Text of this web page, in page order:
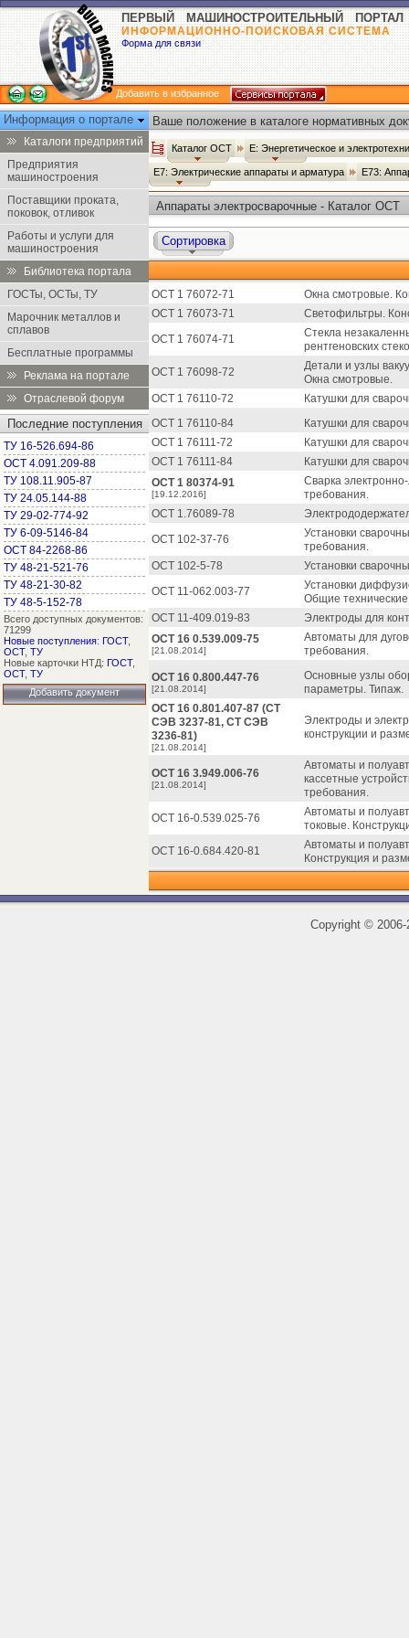
ПЕРВЫЙ МАШИНОСТРОИТЕЛЬНЫЙ ПОРТАЛ
ИНФОРМАЦИОННО-ПОИСКОВАЯ СИСТЕМА
Форма для связи
Добавить в избранное
Информация о портале
Каталоги предприятий
Предприятия
машиностроения
Поставщики проката,
поковок, отливок
Работы и услуги для
машиностроения
Библиотека портала
ГОСТы, ОСТы, ТУ
Марочник металлов и
сплавов
Бесплатные программы
Реклама на портале
Отраслевой форум
Последние поступления
ТУ 16-526.694-86
ОСТ 4.091.209-88
ТУ 108.11.905-87
ТУ 24.05.144-88
ТУ 29-02-774-92
ТУ 6-09-5146-84
ОСТ 84-2268-86
ТУ 48-21-521-76
ТУ 48-21-30-82
ТУ 48-5-152-78
Всего доступных документов:
71299
Новые поступления: ГОСТ,
ОСТ, ТУ
Новые карточки НТД: ГОСТ,
ОСТ, ТУ
Добавить документ
Ваше положение в каталоге нормативных
Каталог ОСТ Е: Энергетическое и
Е7: Электрические аппараты и арматура Е73:
Аппараты электросварочные - Каталог ОСТ
Сортировка
ОСТ 1 76072-71
Окна смотровые.
ОСТ 1 76073-71
Светофильтры.
ОСТ 1 76074-71
Стекла
рентгеновских
ОСТ 1 76098-72
Детали и узлы
Окна смотровые.
ОСТ 1 76110-72
Катушки для
ОСТ 1 76110-84
Катушки для
ОСТ 1 76111-72
Катушки для
ОСТ 1 76111-84
Катушки для
ОСТ 1 80374-91
[19.12.2016]
Сварка
требования.
ОСТ 1.76089-78
ОСТ 102-37-76
Установки
требования.
ОСТ 102-5-78
Установки
ОСТ 11-062.003-77
Установки
Общие
ОСТ 11-409.019-83
Электроды для
ОСТ 16 0.539.009-75
[21.08.2014]
Автоматы для
требования.
ОСТ 16 0.800.447-76
[21.08.2014]
Основные узлы
параметры. Типаж.
ОСТ 16 0.801.407-87 (СТ
СЭВ 3237-81, СТ СЭВ
3236-81)
[21.08.2014]
Электроды и
конструкции и
ОСТ 16 3.949.006-76
[21.08.2014]
Автоматы и
кассетные
требования.
ОСТ 16-0.539.025-76
Автоматы и
токовые.
ОСТ 16-0.684.420-81
Автоматы и
Конструкция и
Copyright ©